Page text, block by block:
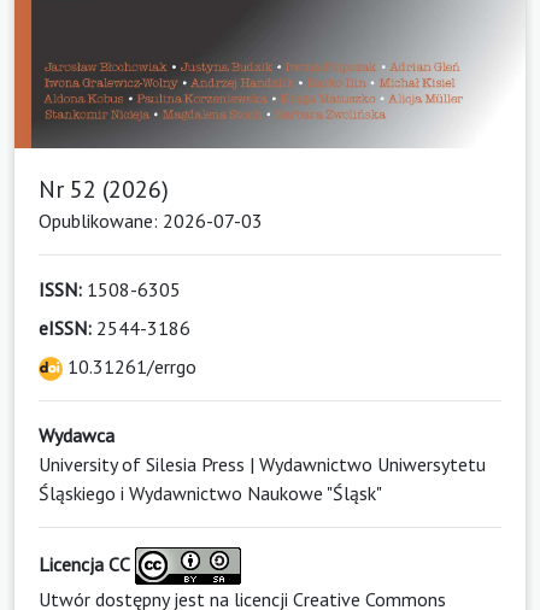
Nr 52 (2026)
Opublikowane: 2026-07-03
ISSN: 1508-6305
eISSN: 2544-3186
10.31261/errgo
Wydawca
University of Silesia Press | Wydawnictwo Uniwersytetu
Śląskiego i Wydawnictwo Naukowe "Śląsk"
Licencja CC
Utwór dostępny jest na licencji Creative Commons